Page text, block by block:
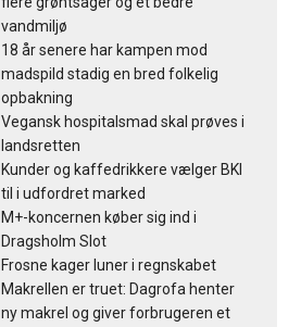
vandmiljø
18 år senere har kampen mod
madspild stadig en bred folkelig
opbakning
Vegansk hospitalsmad skal prøves i
landsretten
Kunder og kaffedrikkere vælger BKI
til i udfordret marked
M+-koncernen køber sig ind i
Dragsholm Slot
Frosne kager luner i regnskabet
Makrellen er truet: Dagrofa henter
ny makrel og giver forbrugeren et